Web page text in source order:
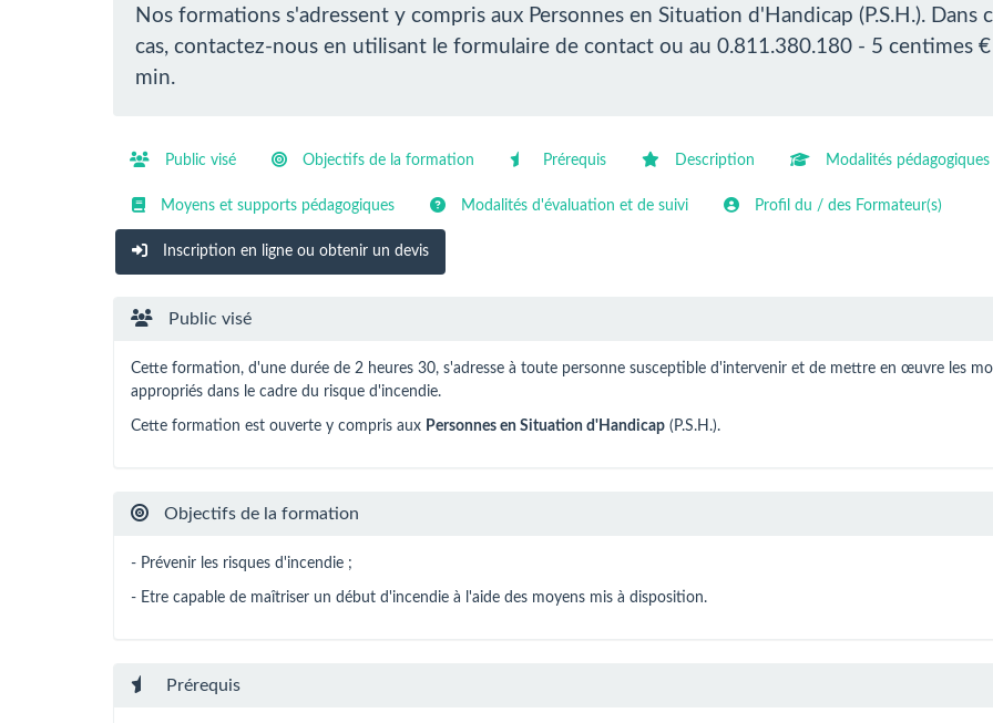
Nos formations s'adressent y compris aux Personnes en Situation d'Handicap (P.S.H.). Dans
cas, contactez-nous en utilisant le formulaire de contact ou au 0.811.380.180 - 5 centimes
min.
Public visé Objectifs de la formation Prérequis Description Modalités pédagogiques
Moyens et supports pédagogiques Modalités d'évaluation et de suivi Profil du / des Formateur(s)
Inscription en ligne ou obtenir un devis
Public visé
Cette formation, d'une durée de 2 heures 30, s'adresse à toute personne susceptible d'intervenir et de mettre en œuvre les
appropriés dans le cadre du risque d'incendie.
Cette formation est ouverte y compris aux Personnes en Situation d'Handicap (P.S.H.).
Objectifs de la formation
- Prévenir les risques d'incendie ;
- Etre capable de maîtriser un début d'incendie à l'aide des moyens mis à disposition.
Prérequis